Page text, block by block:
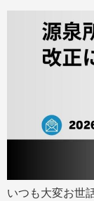
いつも大変お世